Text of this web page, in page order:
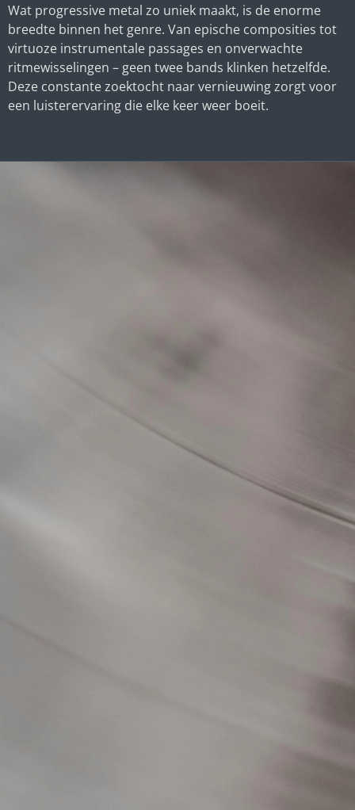
Wat progressive metal zo uniek maakt, is de enorme
breedte binnen het genre. Van epische composities tot
virtuoze instrumentale passages en onverwachte
ritmewisselingen – geen twee bands klinken hetzelfde.
Deze constante zoektocht naar vernieuwing zorgt voor
een luisterervaring die elke keer weer boeit.